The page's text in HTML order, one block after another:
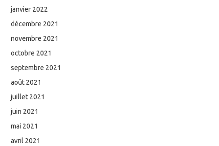
janvier 2022
décembre 2021
novembre 2021
octobre 2021
septembre 2021
août 2021
juillet 2021
juin 2021
mai 2021
avril 2021